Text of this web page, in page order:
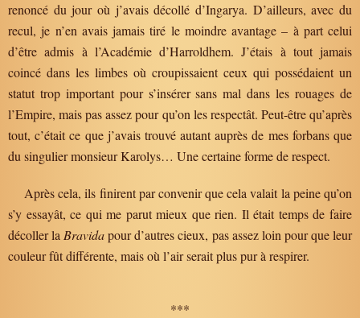
renoncé du jour où j’avais décollé d’Ingarya. D’ailleurs, avec du
recul, je n’en avais jamais tiré le moindre avantage – à part celui
d’être admis à l’Académie d’Harroldhem. J’étais à tout jamais
coincé dans les limbes où croupissaient ceux qui possédaient un
statut trop important pour s’insérer sans mal dans les rouages de
l’Empire, mais pas assez pour qu’on les respectât. Peut-être qu’après
tout, c’était ce que j’avais trouvé autant auprès de mes forbans que
du singulier monsieur Karolys… Une certaine forme de respect.
Après cela, ils finirent par convenir que cela valait la peine qu’on
s’y essayât, ce qui me parut mieux que rien. Il était temps de faire
décoller la Bravidapour d’autres cieux, pas assez loin pour que leur
couleur fût différente, mais où l’air serait plus pur à respirer.
***